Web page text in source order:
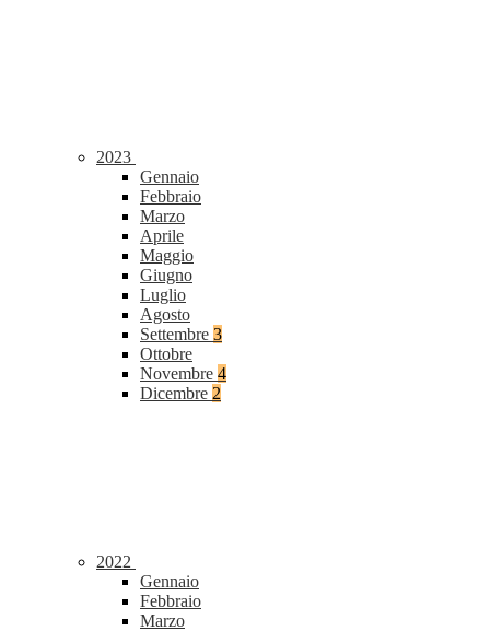
2023
Gennaio
Febbraio
Marzo
Aprile
Maggio
Giugno
Luglio
Agosto
Settembre 3
Ottobre
Novembre 4
Dicembre 2
2022
Gennaio
Febbraio
Marzo